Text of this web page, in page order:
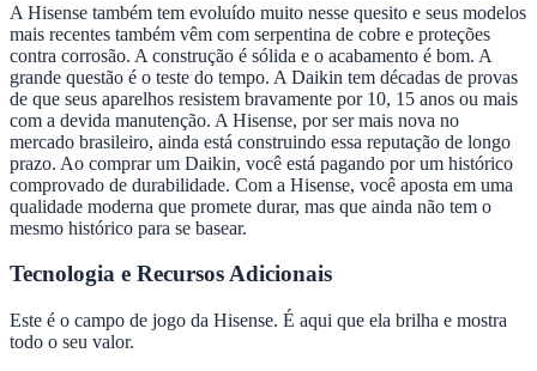
A Hisense também tem evoluído muito nesse quesito e seus modelos
mais recentes também vêm com serpentina de cobre e proteções
contra corrosão. A construção é sólida e o acabamento é bom. A
grande questão é o teste do tempo. A Daikin tem décadas de provas
de que seus aparelhos resistem bravamente por 10, 15 anos ou mais
com a devida manutenção. A Hisense, por ser mais nova no
mercado brasileiro, ainda está construindo essa reputação de longo
prazo. Ao comprar um Daikin, você está pagando por um histórico
comprovado de durabilidade. Com a Hisense, você aposta em uma
qualidade moderna que promete durar, mas que ainda não tem o
mesmo histórico para se basear.
Tecnologia e Recursos Adicionais
Este é o campo de jogo da Hisense. É aqui que ela brilha e mostra
todo o seu valor.